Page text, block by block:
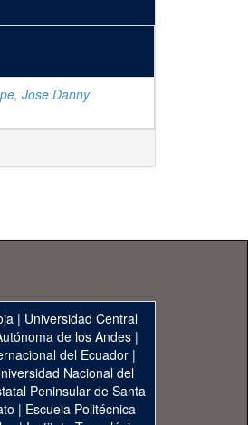
Jose Danny
| Universidad Central
de los Andes|
del Ecuador|
Nacional del
Peninsular de Santa
| Escuela Politécnica